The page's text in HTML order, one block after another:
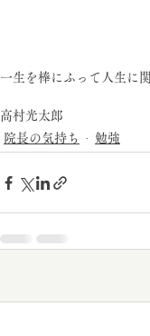
一生を棒にふって人生に
高村光太郎
院長の気持ち
勉強